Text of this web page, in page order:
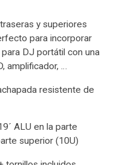
y superiores
para incorporar
DJ portátil con una
amplificador, …
resistente de
ALU en la parte
superior (10U)